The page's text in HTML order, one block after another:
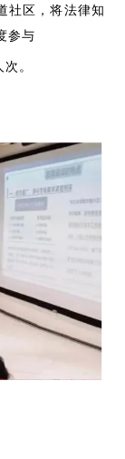
社区，将法律知
参与
次。